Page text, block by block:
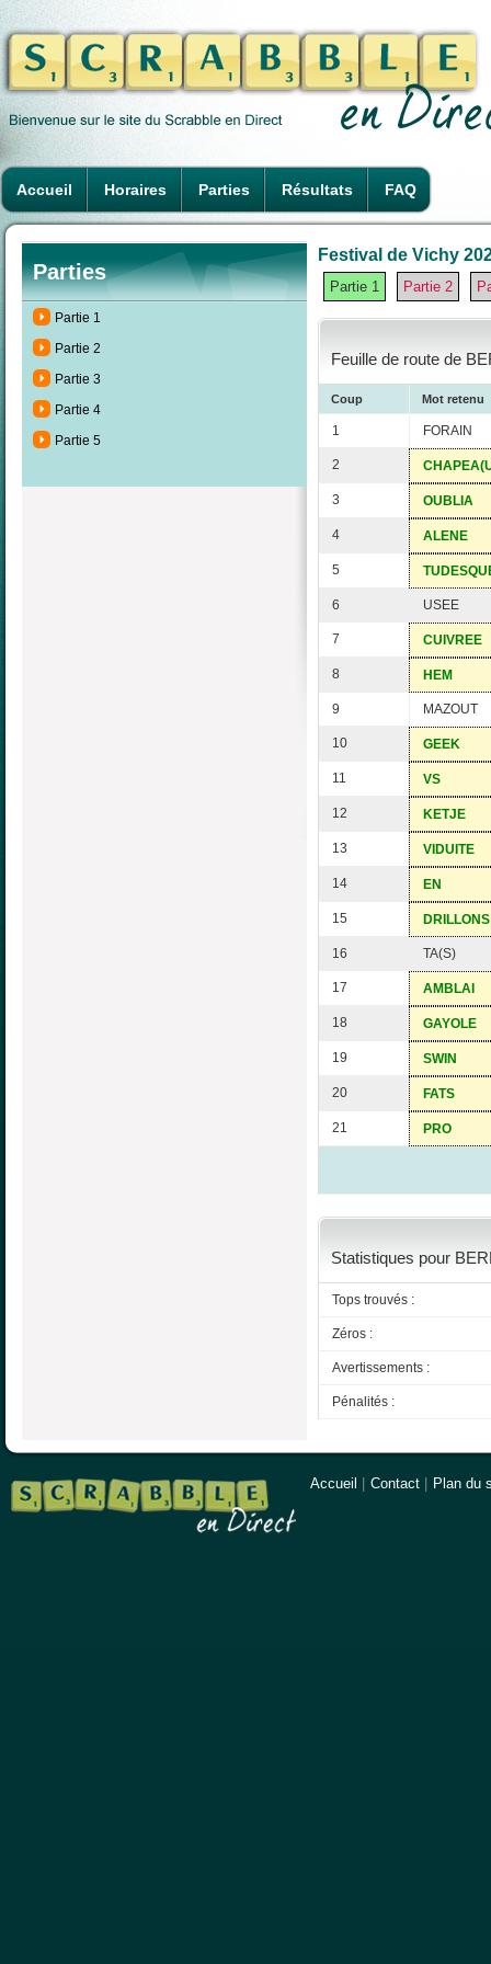
Accueil Horaires Parties Résultats FAQ
Parties
Partie 1
Partie 2
Partie 3
Partie 4
Partie 5
Festival de Vichy
Partie 1 Partie 2
Feuille de route de
Coup Mot retenu
1 FORAIN
2
3 OUBLIA
4 ALENE
5
6 USEE
7 CUIVREE
8 HEM
9 MAZOUT
10 GEEK
11 VS
12 KETJE
13 VIDUITE
14 EN
15 DRILLONS
16 TA(S)
17 AMBLAI
18 GAYOLE
19 SWIN
20 FATS
21 PRO
Statistiques pour
Tops trouvés :
Zéros :
Avertissements :
Pénalités :
Accueil Contact Plan du